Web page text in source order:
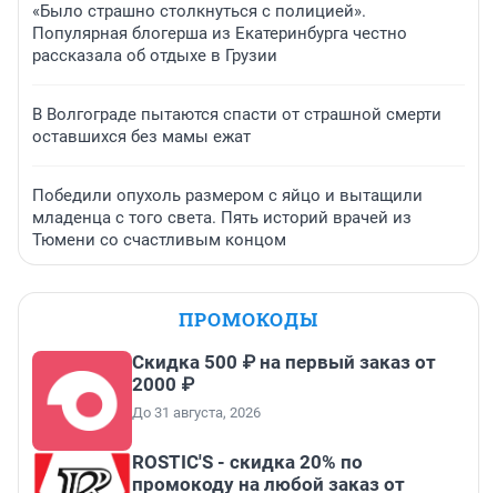
«Было страшно столкнуться с полицией».
Популярная блогерша из Екатеринбурга честно
рассказала об отдыхе в Грузии
В Волгограде пытаются спасти от страшной смерти
оставшихся без мамы ежат
Победили опухоль размером с яйцо и вытащили
младенца с того света. Пять историй врачей из
Тюмени со счастливым концом
ПРОМОКОДЫ
Скидка 500 ₽ на первый заказ от
2000 ₽
До 31 августа, 2026
ROSTIC'S - скидка 20% по
промокоду на любой заказ от